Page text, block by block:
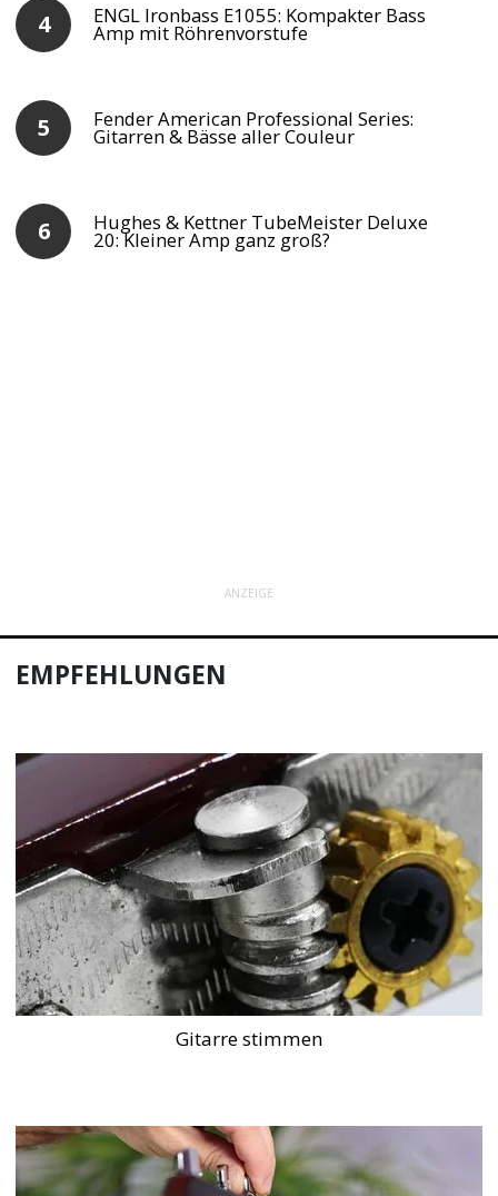
ENGL Ironbass E1055: Kompakter Bass
Amp mit Röhrenvorstufe
Fender American Professional Series:
Gitarren & Bässe aller Couleur
Hughes & Kettner TubeMeister Deluxe
20: Kleiner Amp ganz groß?
ANZEIGE
EMPFEHLUNGEN
Gitarre stimmen